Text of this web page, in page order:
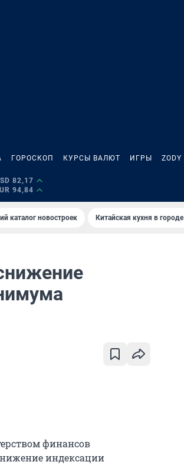
ГОРОСКОП КУРСЫ ВАЛЮТ ИГРЫ ZODY
82,17
94,84
каталог новостроек Китайская кухня в городе
финансов
индексации